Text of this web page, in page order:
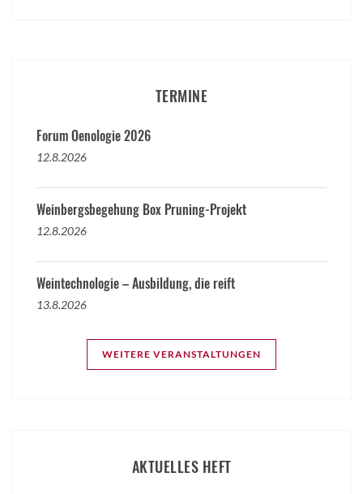
TERMINE
Forum Oenologie 2026
12.8.2026
Weinbergsbegehung Box Pruning-Projekt
12.8.2026
Weintechnologie – Ausbildung, die reift
13.8.2026
WEITERE VERANSTALTUNGEN
AKTUELLES HEFT